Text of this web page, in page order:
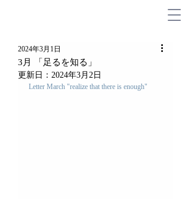
3月 「足るを知る」
2024年3月1日
更新日： 2024年3月2日
Letter March "realize that there is enough"